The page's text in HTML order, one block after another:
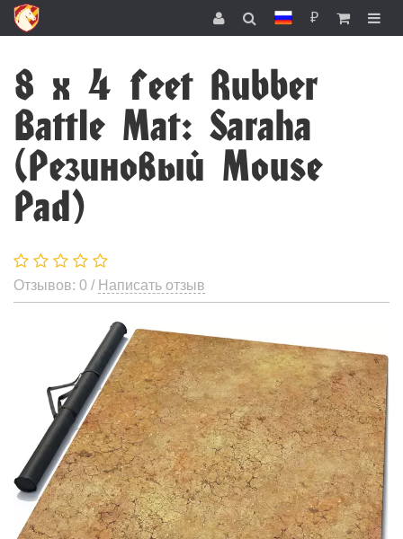
₽
8 x 4 feet Rubber
Battle Mat: Saraha
(Резиновый Mouse
Pad)
Отзывов: 0 / Написать отзыв